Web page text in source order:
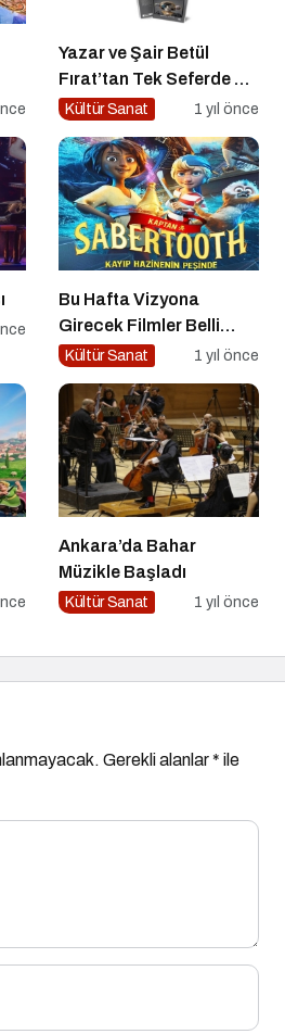
Yazar ve Şair Betül
Fırat’tan Tek Seferde 7
Kitap Müjdesi
Kültür Sanat 1 yıl önce
Bu Hafta Vizyona
Girecek Filmler Belli
Oldu: Sinema Keyfi
Başlıyor!
Kültür Sanat 1 yıl önce
Ankara’da Bahar
Müzikle Başladı
Kültür Sanat 1 yıl önce
Gerekli alanlar* ile